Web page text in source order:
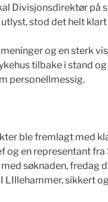
Divisjonsdirektør på
stod det helt
og en sterk
tilbake i stand
personellmessig.
ble fremlagt med
og en representant
søknaden, fredag
LIllehammer, sikkert